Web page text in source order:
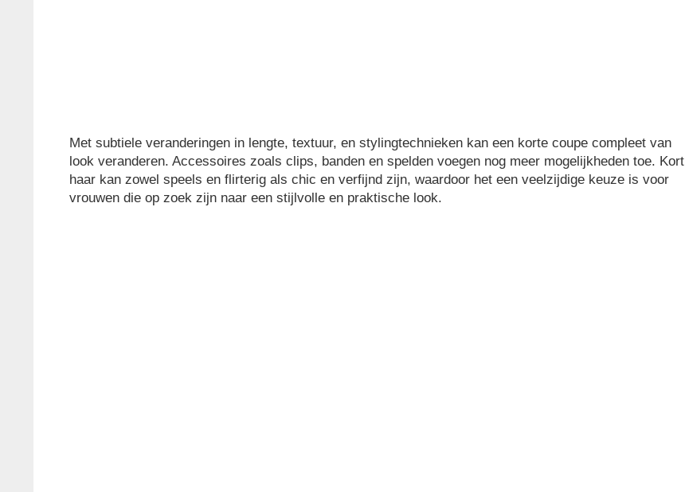
Met subtiele veranderingen in lengte, textuur, en stylingtechnieken kan een korte coupe compleet van
look veranderen. Accessoires zoals clips, banden en spelden voegen nog meer mogelijkheden toe. Kort
haar kan zowel speels en flirterig als chic en verfijnd zijn, waardoor het een veelzijdige keuze is voor
vrouwen die op zoek zijn naar een stijlvolle en praktische look.